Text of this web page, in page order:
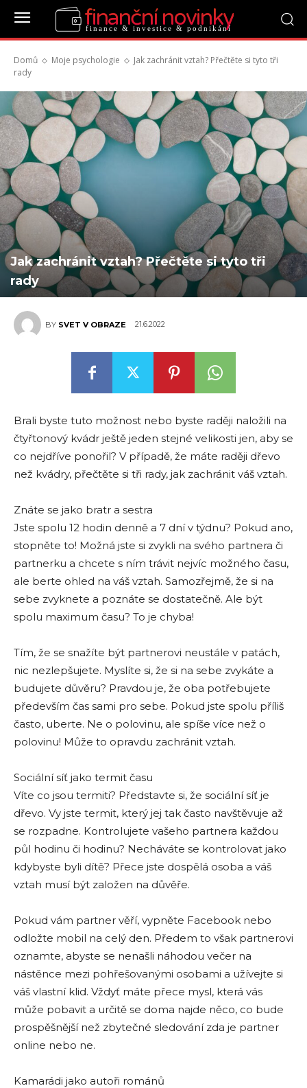
finanční novinky
finance & investice & podnikání
Domů Moje psychologie
Jak zachránit vztah? Přečtěte si tyto tři
rady
Jak zachránit vztah? Přečtěte si tyto tři
rady
BY SVET V OBRAZE 21.6.2022
Brali byste tuto možnost nebo byste raději naložili na
čtyřtonový kvádr ještě jeden stejné velikosti jen, aby se
co nejdříve ponořil? V případě, že máte raději dřevo
než kvádry, přečtěte si tři rady, jak zachránit váš vztah.
Znáte se jako bratr a sestra
Jste spolu 12 hodin denně a 7 dní v týdnu? Pokud ano,
stopněte to! Možná jste si zvykli na svého partnera či
partnerku a chcete s ním trávit nejvíc možného času,
ale berte ohled na váš vztah. Samozřejmě, že si na
sebe zvyknete a poznáte se dostatečně. Ale být
spolu maximum času? To je chyba!
Tím, že se snažíte být partnerovi neustále v patách,
nic nezlepšujete. Myslíte si, že si na sebe zvykáte a
budujete důvěru? Pravdou je, že oba potřebujete
především čas sami pro sebe. Pokud jste spolu příliš
často, uberte. Ne o polovinu, ale spíše více než o
polovinu! Může to opravdu zachránit vztah.
Sociální síť jako termit času
Víte co jsou termiti? Představte si, že sociální síť je
dřevo. Vy jste termit, který jej tak často navštěvuje až
se rozpadne. Kontrolujete vašeho partnera každou
půl hodinu či hodinu? Necháváte se kontrolovat jako
kdybyste byli dítě? Přece jste dospělá osoba a váš
vztah musí být založen na důvěře.
Pokud vám partner věří, vypněte Facebook nebo
odložte mobil na celý den. Předem to však partnerovi
oznamte, abyste se nenašli náhodou večer na
nástěnce mezi pohřešovanými osobami a užívejte si
váš vlastní klid. Vždyť máte přece mysl, která vás
může pobavit a určitě se doma najde něco, co bude
prospěšnější než zbytečné sledování zda je partner
online nebo ne.
Kamarádi jako autoři románů